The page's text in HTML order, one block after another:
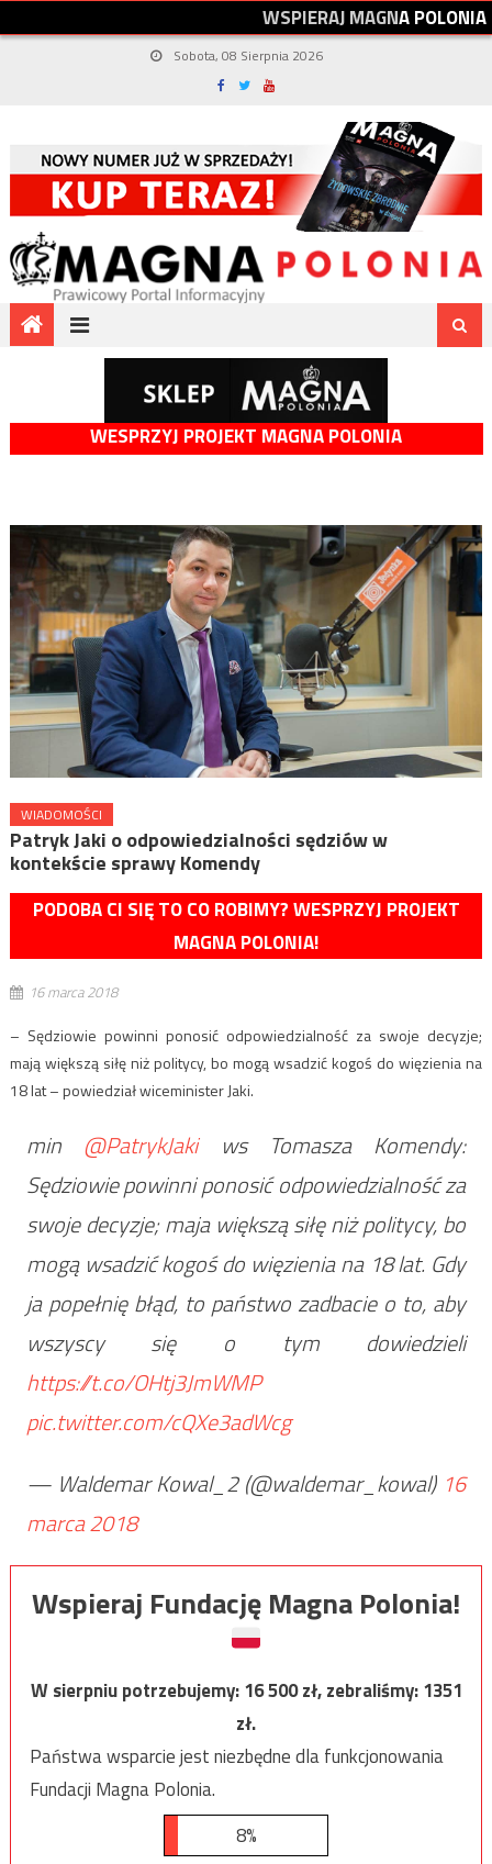
WSPIERAJMAGNAPOLONIA
Sobota, 08 Sierpnia 2026
WESPRZYJ PROJEKT MAGNA POLONIA
WIADOMOŚCI
Patryk Jaki o odpowiedzialności sędziów w
kontekście sprawy Komendy
PODOBA CI SIĘ TO CO ROBIMY? WESPRZYJ PROJEKT
MAGNA POLONIA!
16 marca 2018
– Sędziowie powinni ponosić odpowiedzialność za swoje decyzje;
mają większą siłę niż politycy, bo mogą wsadzić kogoś do więzienia na
18 lat – powiedział wiceminister Jaki.
min @PatrykJakiws Tomasza Komendy:
Sędziowie powinni ponosić odpowiedzialność za
swoje decyzje; maja większą siłę niż politycy, bo
mogą wsadzić kogoś do więzienia na 18 lat. Gdy
ja popełnię błąd, to państwo zadbacie o to, aby
wszyscy się o tym dowiedzieli
https://t.co/OHtj3JmWMP
pic.twitter.com/cQXe3adWcg
— Waldemar Kowal_2 (@waldemar_kowal) 16
marca 2018
Wspieraj Fundację Magna Polonia!
W sierpniu potrzebujemy:16 500zł, zebraliśmy:1351
zł.
Państwa wsparcie jest niezbędne dla funkcjonowania
Fundacji Magna Polonia.
8%